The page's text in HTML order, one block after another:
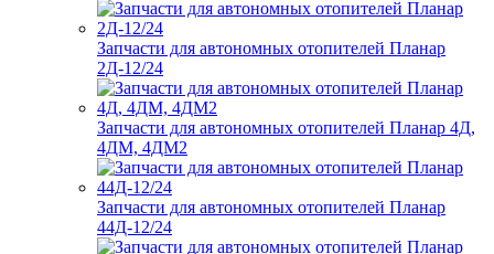
Запчасти для автономных отопителей Планар
2Д-12/24
Запчасти для автономных отопителей Планар 4Д,
4ДМ, 4ДМ2
Запчасти для автономных отопителей Планар
44Д-12/24